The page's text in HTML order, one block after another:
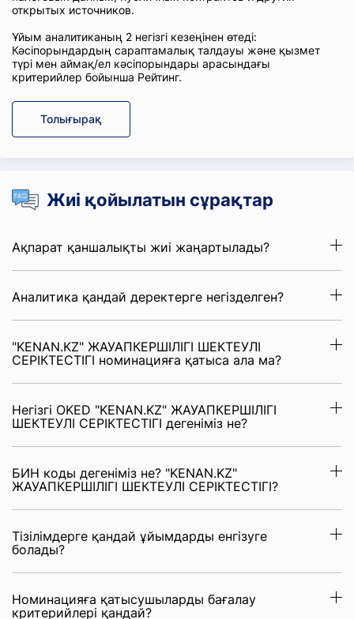
открытых источников.
Ұйым аналитиканың 2 негізгі кезеңінен өтеді:
Кәсіпорындардың сараптамалық талдауы және қызмет
түрі мен аймақ/ел кәсіпорындары арасындағы
критерийлер бойынша Рейтинг.
Толығырақ
Жиі қойылатын сұрақтар
Ақпарат қаншалықты жиі жаңартылады?
Аналитика қандай деректерге негізделген?
"KENAN.KZ" ЖАУАПКЕРШІЛІГІ ШЕКТЕУЛІ
СЕРІКТЕСТІГІ номинацияға қатыса ала ма?
Негізгі OKED "KENAN.KZ" ЖАУАПКЕРШІЛІГІ
ШЕКТЕУЛІ СЕРІКТЕСТІГІ дегеніміз не?
БИН коды дегеніміз не? "KENAN.KZ"
ЖАУАПКЕРШІЛІГІ ШЕКТЕУЛІ СЕРІКТЕСТІГІ?
Тізілімдерге қандай ұйымдарды енгізуге
болады?
Номинацияға қатысушыларды бағалау
критерийлері қандай?